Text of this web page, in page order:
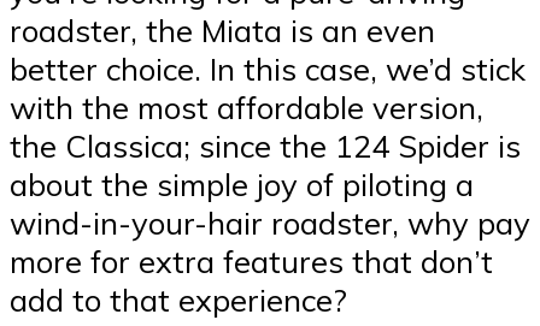
roadster, the Miata is an even
better choice. In this case, we’d stick
with the most affordable version,
the Classica; since the 124 Spider is
about the simple joy of piloting a
wind-in-your-hair roadster, why pay
more for extra features that don’t
add to that experience?